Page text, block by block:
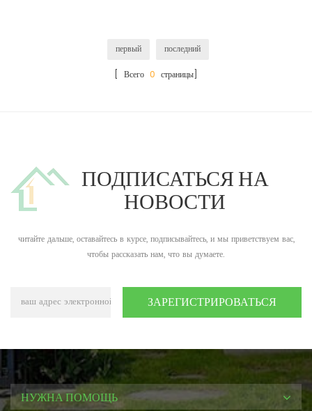
первый
последний
[ Всего 0 страницы]
ПОДПИСАТЬСЯ НА
НОВОСТИ
читайте дальше, оставайтесь в курсе, подписывайтесь, и мы приветствуем вас,
чтобы рассказать нам, что вы думаете.
НУЖНА ПОМОЩЬ